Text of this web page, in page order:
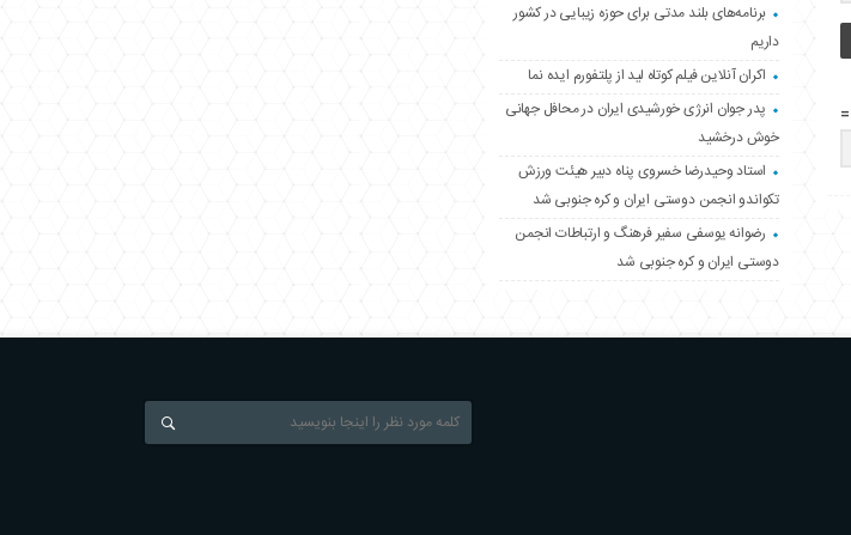
برنامه‌های بلند مدتی برای حوزه زیبایی در کشور
داریم
اکران آنلاین فیلم کوتاه لید از پلتفورم ایده نما
پدر جوان انرژی خورشیدی ایران در محافل جهانی
خوش درخشید
استاد وحیدرضا خسروی پناه دبیر هیئت ورزش
تکواندو انجمن دوستی ایران و کره جنوبی شد
رضوانه یوسفی سفیر فرهنگ و ارتباطات انجمن
دوستی ایران و کره جنوبی شد